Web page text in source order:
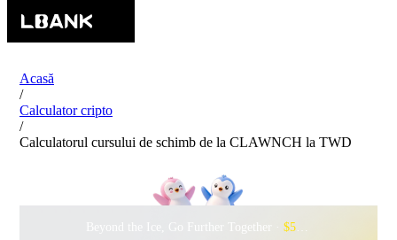
Acasă
/
Calculator cripto
/
Calculatorul cursului de schimb de la CLAWNCH la TWD
Beyond the Ice, Go Further Together · $500,000